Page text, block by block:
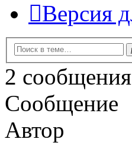
Версия
2
Сообщение
Автор